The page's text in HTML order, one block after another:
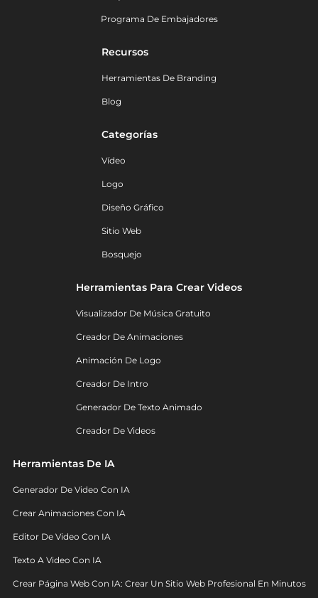
Programa De Embajadores
Recursos
Herramientas De Branding
Blog
Categorías
Vídeo
Logo
Diseño Gráfico
Sitio Web
Bosquejo
Herramientas Para Crear Videos
Visualizador De Música Gratuito
Creador De Animaciones
Animación De Logo
Creador De Intro
Generador De Texto Animado
Creador De Videos
Herramientas De IA
Generador De Video Con IA
Crear Animaciones Con IA
Editor De Video Con IA
Texto A Video Con IA
Crear Página Web Con IA: Crear Un Sitio Web Profesional En Minutos